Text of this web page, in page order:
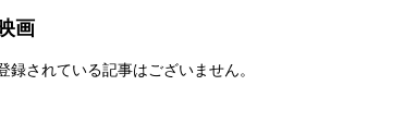
画
録されている記事はございません。